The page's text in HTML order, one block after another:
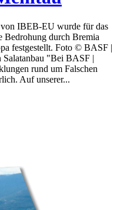
IBEB-EU wurde für das
Bedrohung durch Bremia
festgestellt. Foto © BASF |
Salatanbau "Bei BASF |
rund um Falschen
Auf unserer...